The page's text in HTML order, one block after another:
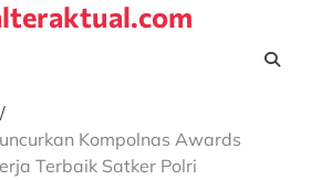
Kompolnas Awards
Terbaik Satker Polri